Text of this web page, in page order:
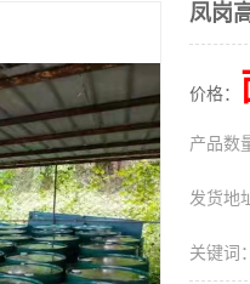
凤岗
价格：
产品数
发货地
关键词：